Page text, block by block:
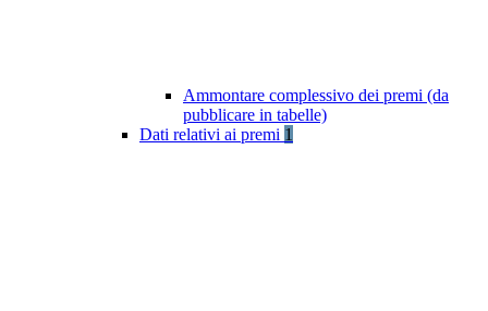
Ammontare complessivo dei premi (da
pubblicare in tabelle)
Dati relativi ai premi 1